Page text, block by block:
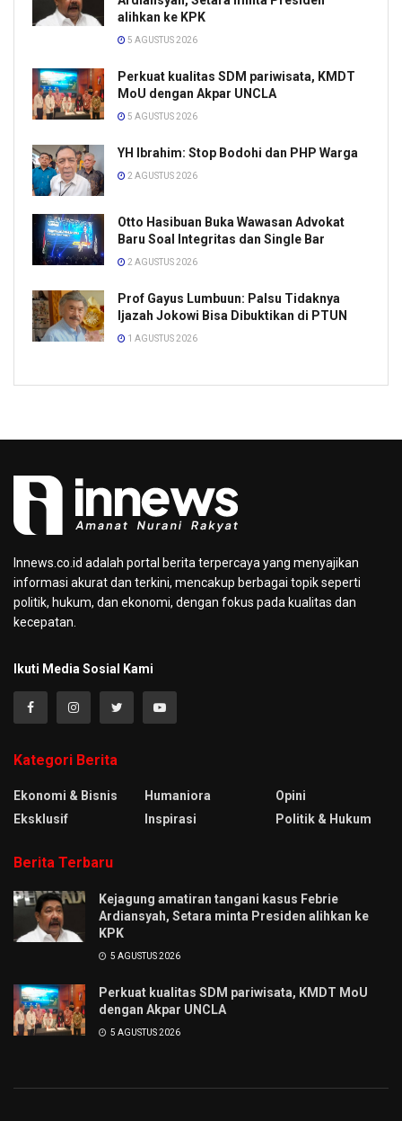
alihkan ke KPK
5 AGUSTUS 2026
Perkuat kualitas SDM pariwisata, KMDT
MoU dengan Akpar UNCLA
5 AGUSTUS 2026
YH Ibrahim: Stop Bodohi dan PHP Warga
2 AGUSTUS 2026
Otto Hasibuan Buka Wawasan Advokat
Baru Soal Integritas dan Single Bar
2 AGUSTUS 2026
Prof Gayus Lumbuun: Palsu Tidaknya
Ijazah Jokowi Bisa Dibuktikan di PTUN
1 AGUSTUS 2026
Innews.co.id adalah portal berita terpercaya yang menyajikan
informasi akurat dan terkini, mencakup berbagai topik seperti
politik, hukum, dan ekonomi, dengan fokus pada kualitas dan
kecepatan.
Ikuti Media Sosial Kami
Kategori Berita
Ekonomi & Bisnis
Eksklusif
Humaniora
Inspirasi
Opini
Politik & Hukum
Berita Terbaru
Kejagung amatiran tangani kasus Febrie
Ardiansyah, Setara minta Presiden alihkan ke
KPK
5 AGUSTUS 2026
Perkuat kualitas SDM pariwisata, KMDT MoU
dengan Akpar UNCLA
5 AGUSTUS 2026